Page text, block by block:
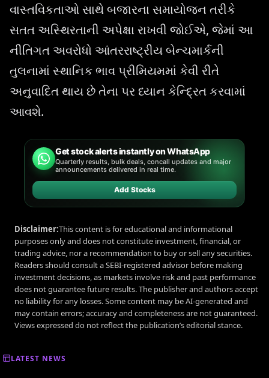
વાસ્તવિકતાઓ સાથે બજારના સમાયોજન તરીકે
સતત અસ્થિરતાની અપેક્ષા રાખવી જોઈએ, જેમાં આ
નીતિગત અવરોધો આંતરરાષ્ટ્રીય બેન્ચમાર્કની
તુલનામાં સ્થાનિક ભાવ પ્રીમિયમમાં કેવી રીતે
અનુવાદિત થાય છે તેના પર ધ્યાન કેન્દ્રિત કરવામાં
આવશે.
Get stock alerts instantly on WhatsApp
Quarterly results, bulk deals, concall updates and major
announcements delivered in real time.
Add Stocks
Disclaimer:This content is for educational and informational
purposes only and does not constitute investment, financial, or
trading advice, nor a recommendation to buy or sell any securities.
Readers should consult a SEBI-registered advisor before making
investment decisions, as markets involve risk and past performance
does not guarantee future results. The publisher and authors accept
no liability for any losses. Some content may be AI-generated and
may contain errors; accuracy and completeness are not guaranteed.
Views expressed do not reflect the publication’s editorial stance.
LATEST NEWS